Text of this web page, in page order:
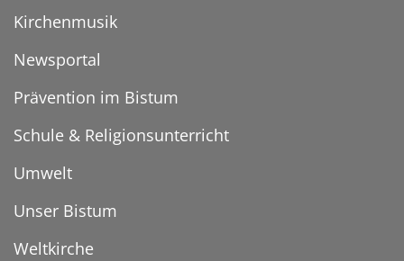
Kirchenmusik
Newsportal
Prävention im Bistum
Schule & Religionsunterricht
Umwelt
Unser Bistum
Weltkirche